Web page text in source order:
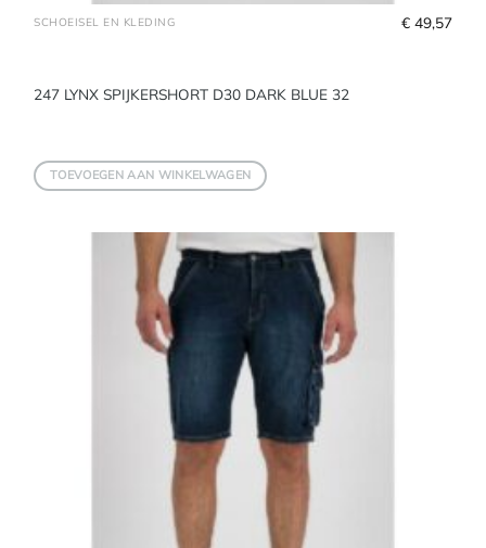
SCHOEISEL EN KLEDING
247 LYNX SPIJKERSHORT D30 DARK BLUE 32
€ 49,57
TOEVOEGEN AAN WINKELWAGEN